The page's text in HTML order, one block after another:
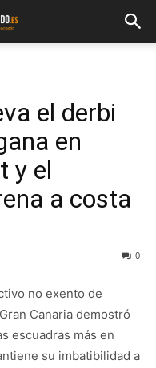
el derbi
en
y el
a costa
0
no exento de
Canaria demostró
escuadras más en
su imbatibilidad a